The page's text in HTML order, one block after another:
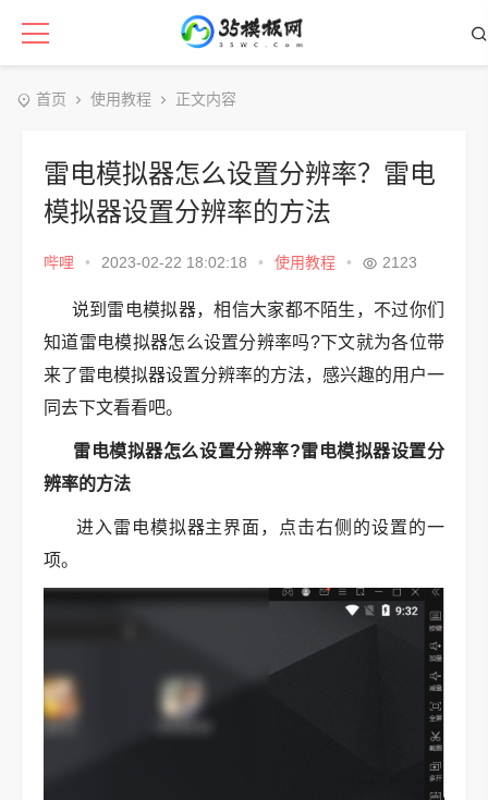
首页 使用教程 正文内容
雷电模拟器怎么设置分辨率？雷电
模拟器设置分辨率的方法
哔哩 • 2023-02-22 18:02:18 • 使用教程 • 2123
说到雷电模拟器，相信大家都不陌生，不过你们
知道雷电模拟器怎么设置分辨率吗?下文就为各位带
来了雷电模拟器设置分辨率的方法，感兴趣的用户一
同去下文看看吧。
雷电模拟器怎么设置分辨率?雷电模拟器设置分
辨率的方法
进入雷电模拟器主界面，点击右侧的设置的一
项。